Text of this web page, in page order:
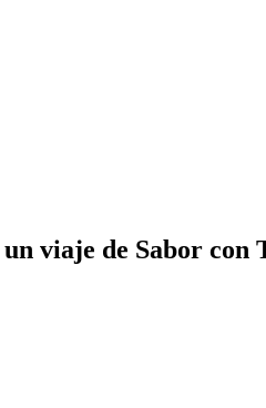
viaje de Sabor con